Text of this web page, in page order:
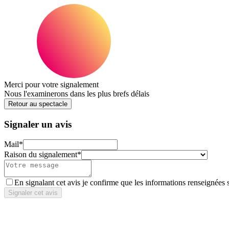
Merci pour votre signalement
Nous l'examinerons dans les plus brefs délais
Retour au spectacle
Signaler un avis
Mail*
Raison du signalement*
En signalant cet avis je confirme que les informations renseignées
Signaler cet avis